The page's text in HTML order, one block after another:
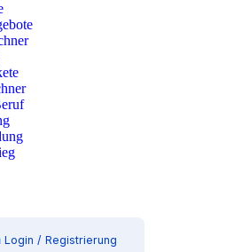
Login / Registrierung